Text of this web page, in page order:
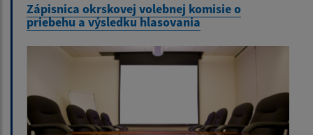
Zápisnica okrskovej volebnej komisie o
priebehu a výsledku hlasovania